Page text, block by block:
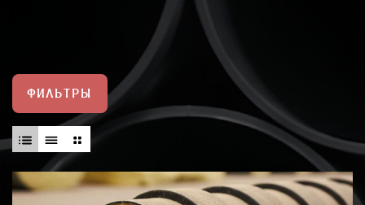
ФИЛЬТРЫ